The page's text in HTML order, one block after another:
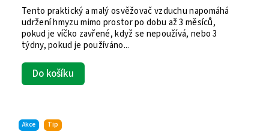
Do košíku
Tento praktický a malý osvěžovač vzduchu napomáhá
udržení hmyzu mimo prostor po dobu až 3 měsíců,
pokud je víčko zavřené, když se nepoužívá, nebo 3
týdny, pokud je používáno...
Akce Tip